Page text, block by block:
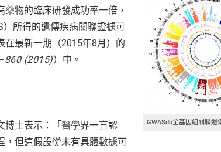
GWASdb全基因組關聯遺
物的臨床研發成功率一倍，
所得的遺傳疾病關聯證據可
在最新一期（2015年8月）的
(2015)）中。
博士表示：「醫學界一直認
，但這假設從未有具體數據可